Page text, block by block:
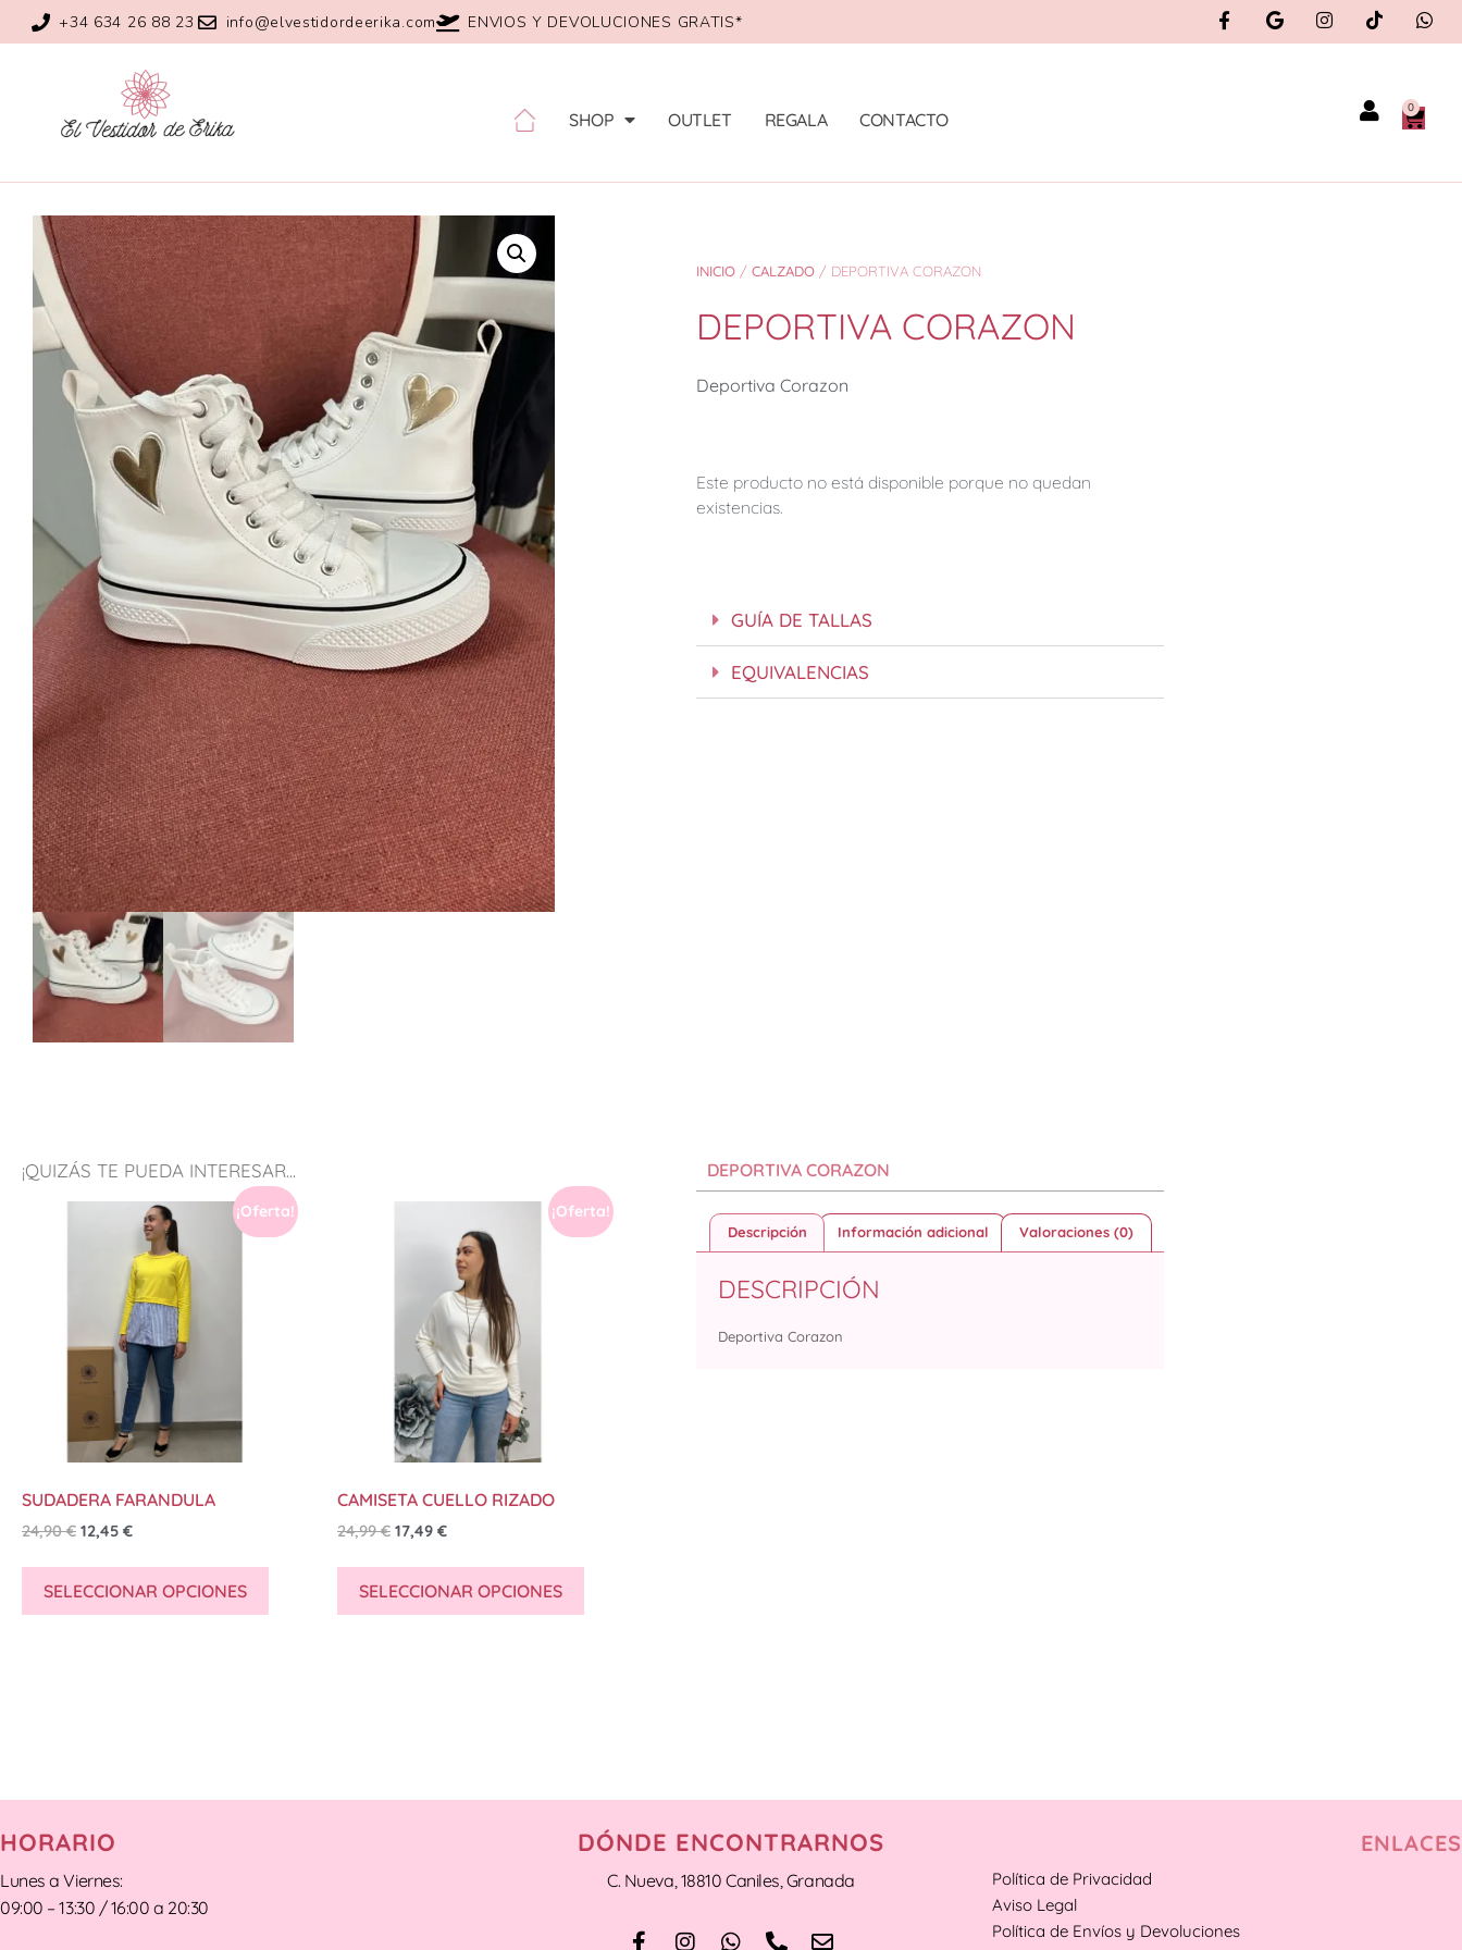
+34 634 26 88 23 info@elvestidordeerika.com ENVIOS Y DEVOLUCIONES GRATIS*
SHOP OUTLET REGALA CONTACTO
0
INICIO / CALZADO / DEPORTIVA CORAZON
DEPORTIVA CORAZON
Deportiva Corazon
Este producto no está disponible porque no quedan
existencias.
GUÍA DE TALLAS
EQUIVALENCIAS
¡QUIZÁS TE PUEDA INTERESAR...
¡Oferta!
SUDADERA FARANDULA
24,90€ 12,45 €
SELECCIONAR OPCIONES
¡Oferta!
CAMISETA CUELLO RIZADO
24,99€ 17,49 €
SELECCIONAR OPCIONES
DEPORTIVA CORAZON
Descripción Información adicional Valoraciones (0)
DESCRIPCIÓN
Deportiva Corazon
HORARIO
Lunes a Viernes:
09:00 – 13:30 / 16:00 a 20:30
DÓNDE ENCONTRARNOS
C. Nueva, 18810 Caniles, Granada
ENLACES
Política de Privacidad
Aviso Legal
Política de Envíos y Devoluciones